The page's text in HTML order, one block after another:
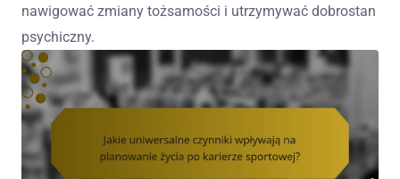
nawigować zmiany tożsamości i utrzymywać dobrostan
psychiczny.